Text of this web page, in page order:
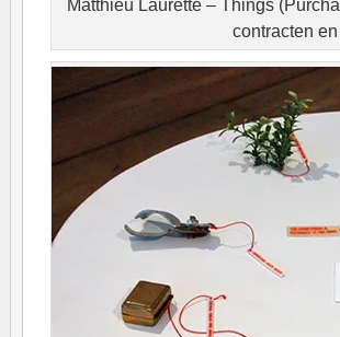
Matthieu Laurette – Things
contracten